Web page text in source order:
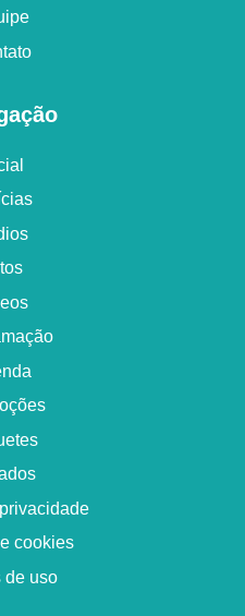
cookies
de uso